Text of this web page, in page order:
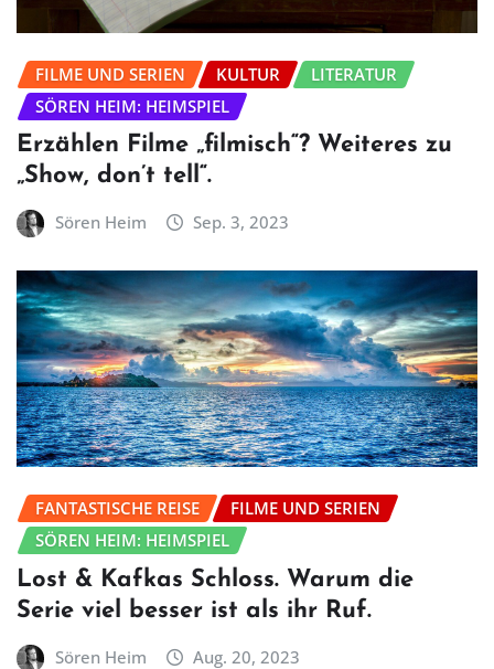
FILME UND SERIEN KULTUR
LITERATUR
SÖREN HEIM: HEIMSPIEL
Erzählen Filme „filmisch“? Weiteres zu
„Show, don’t tell“.
Sören Heim Sep. 3, 2023
FANTASTISCHE REISE
FILME UND SERIEN
SÖREN HEIM: HEIMSPIEL
Lost & Kafkas Schloss. Warum die
Serie viel besser ist als ihr Ruf.
Sören Heim Aug. 20, 2023